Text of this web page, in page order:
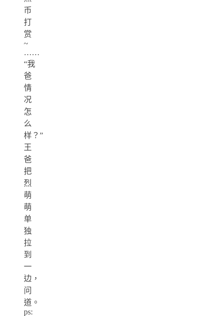
币
打
赏
~
……
“我
爸
情
况
怎
么
样？”
王
爸
把
烈
萌
萌
单
独
拉
到
一
边，
问
道。
ps: